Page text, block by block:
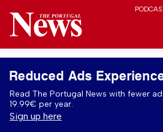
Reduced Ads
Read The Portugal News with fewer
19.99€ per year.
Sign up here